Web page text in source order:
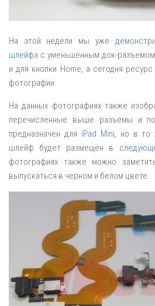
На этой недели мы уже
шлейфа с уменьшенным док-
и для кнопки Home, а сегодня ресурс
фотографии.
На данных фотографиях также
перечисленные выше разъёмы и
предназначен для iPad Mini , но в
шлейф будет размещён в
фотографиях также можно
выпускаться в черном и белом цвете.